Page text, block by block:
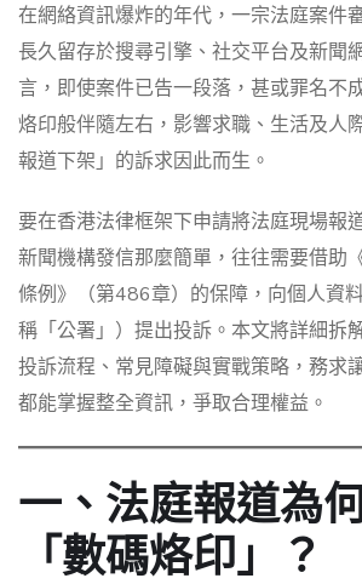
在網絡資訊爆炸的年代，一宗法庭案件
長久留存於搜尋引擎、社交平台及新聞
言，即使案件已告一段落，甚或罪名不
烙印般伴隨左右，影響求職、生活及人
報道下架」的訴求因此而生。
要在香港法律框架下申請將法庭現場報
新聞機構發信那麼簡單，往往需要借助
條例》（第486章）的保障，向個人資
稱「公署」）提出投訴。本文將詳細拆
投訴流程、常見障礙與實戰策略，務求
都能掌握整全資訊，爭取合理權益。
一、法庭報道為
「數碼烙印」？